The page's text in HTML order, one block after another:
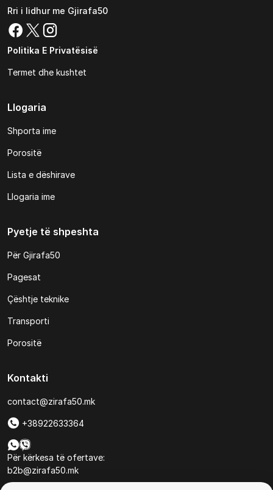
Rri i lidhur me Gjirafa50
Politika E Privatësisë
Termet dhe kushtet
Llogaria
Shporta ime
Porositë
Lista e dëshirave
Llogaria ime
Pyetje të shpeshta
Për Gjirafa50
Pagesat
Çështje teknike
Transporti
Porositë
Kontakti
contact@zirafa50.mk
+38922633364
Për kërkesa të ofertave:
b2b@zirafa50.mk